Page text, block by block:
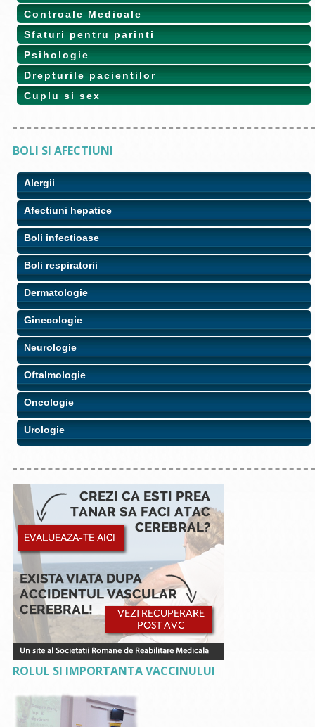
Controale Medicale
Sfaturi pentru parinti
Psihologie
Drepturile pacientilor
Cuplu si sex
BOLI SI AFECTIUNI
Alergii
Afectiuni hepatice
Boli infectioase
Boli respiratorii
Dermatologie
Ginecologie
Neurologie
Oftalmologie
Oncologie
Urologie
ROLUL SI IMPORTANTA VACCINULUI